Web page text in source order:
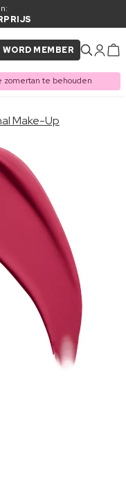
WORD MEMBER
zomertan te behouden
met
Make-Up